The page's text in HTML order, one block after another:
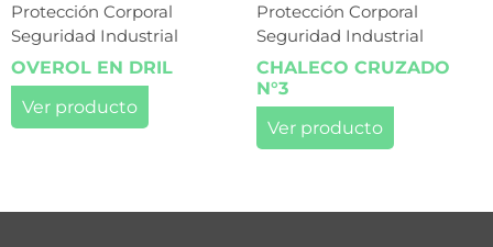
Protección Corporal
Seguridad Industrial
OVEROL EN DRIL
Ver producto
Protección Corporal
Seguridad Industrial
CHALECO CRUZADO
N°3
Ver producto